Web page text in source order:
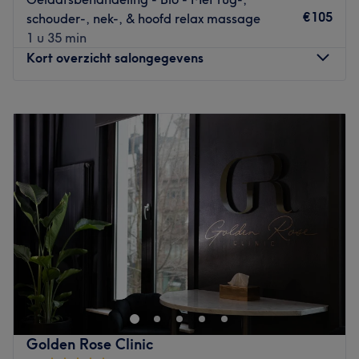
schouder-, nek-, & hoofd relax massage
1 u 35 min
€105
Kort overzicht salongegevens
Donderdag
09:00
09:00
Zaterdag
09:00
Zondag
Gesloten
Luxury Feeling is een nieuwe beauty salon in hartje
Antwerpen tussen de historische gebouwen. Deze
sfeervolle salon straalt luxe en rust uit en heeft alles in
huis om jou even volledig te verwennen . De manuele bio
behandelingen laten je volledig ontspannen en stralen.
Golden Rose Clinic